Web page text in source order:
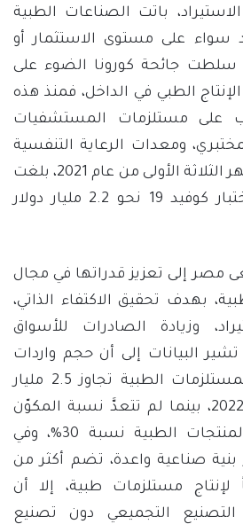
باتت الصناعات الطبية
سواء على مستوى الاستثمار أو
سلطت جائحة كورونا الضوء على
الطبي في الداخل، فمنذ هذه
على مستلزمات المستشفيات
ومعدات الرعاية التنفسية
بشكل كبير، ففي الأشهر الثلاثة الأولى من عام 2021، بلغت
مبيعات مجموعات اختبار كوفيد 19 نحو 2.2 مليار دولار
مصر إلى تعزيز قدراتها في مجال
بهدف تحقيق الاكتفاء الذاتي،
وزيادة الصادرات للأسواق
تشير البيانات إلى أن حجم واردات
مصر من الأجهزة والمستلزمات الطبية تجاوز 2.5 مليار
دولار أمريكي في عام 2022، بينما لم تتعدَّ نسبة المكوّن
المحلي في معظم المنتجات الطبية نسبة 30%، وفي
صناعية واعدة، تضم أكثر من
لإنتاج مستلزمات طبية، إلا أن
التجميعي دون تصنيع